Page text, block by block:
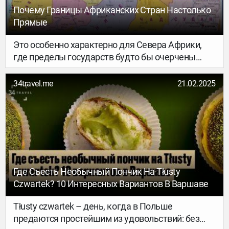
Почему Границы Африканских Стран Настолько
Прямые
Это особенно характерно для Севера Африки,
где пределы государств будто бы очерчены
линейкой. Всё дело в особенностях развития
континента и его географических условиях…
34travel.me 21.02.2025
Где Съесть Необычный Пончик На Tłusty
Czwartek? 10 Интересных Вариантов В Варшаве
Tłusty czwartek – день, когда в Польше
предаются простейшим из удовольствий: без